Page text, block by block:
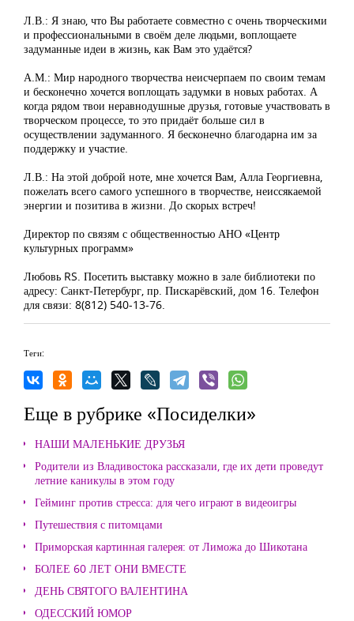
Л.В.: Я знаю, что Вы работаете совместно с очень творческими
и профессиональными в своём деле людьми, воплощаете
задуманные идеи в жизнь, как Вам это удаётся?
А.М.: Мир народного творчества неисчерпаем по своим темам
и бесконечно хочется воплощать задумки в новых работах. А
когда рядом твои неравнодушные друзья, готовые участвовать в
творческом процессе, то это придаёт больше сил в
осуществлении задуманного. Я бесконечно благодарна им за
поддержку и участие.
Л.В.: На этой доброй ноте, мне хочется Вам, Алла Георгиевна,
пожелать всего самого успешного в творчестве, неиссякаемой
энергии и позитива в жизни. До скорых встреч!
Директор по связям с общественностью АНО «Центр
культурных программ»
Любовь RS. Посетить выставку можно в зале библиотеки по
адресу: Санкт-Петербург, пр. Пискарёвский, дом 16. Телефон
для связи: 8(812) 540-13-76.
Теги:
Еще в рубрике «Посиделки»
НАШИ МАЛЕНЬКИЕ ДРУЗЬЯ
Родители из Владивостока рассказали, где их дети проведут
летние каникулы в этом году
Гейминг против стресса: для чего играют в видеоигры
Путешествия с питомцами
Приморская картинная галерея: от Лиможа до Шикотана
БОЛЕЕ 60 ЛЕТ ОНИ ВМЕСТЕ
ДЕНЬ СВЯТОГО ВАЛЕНТИНА
ОДЕССКИЙ ЮМОР